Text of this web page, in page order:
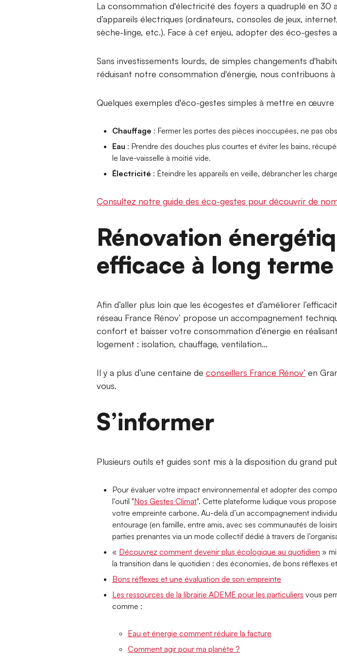
La consommation d'électricité des foyers a quadruplé en
d’appareils électriques (ordinateurs, consoles de jeux,
sèche-linge, etc.). Face à cet enjeu, adopter des éco-gestes
Sans investissements lourds, de simples changements
réduisant notre consommation d'énergie, nous contribuons
Quelques exemples d'éco-gestes simples à mettre en œuvre
Chauffage : Fermer les portes des pièces inoccupées, ne pas
Eau : Prendre des douches plus courtes et éviter les bains,
le lave-vaisselle à moitié vide.
Électricité : Éteindre les appareils en veille, débrancher les
Consultez notre guide des éco-gestes pour découvrir de
Rénovation
efficace à long terme
Afin d’aller plus loin que les écogestes et d’améliorer
réseau France Rénov’ propose un accompagnement
confort et baisser votre consommation d’énergie en
logement : isolation, chauffage, ventilation…
Il y a plus d’une centaine de conseillers France Rénov’ en
vous.
S’informer
Plusieurs outils et guides sont mis à la disposition du grand
Pour évaluer votre impact environnemental et adopter des
l'outil "Nos Gestes Climat". Cette plateforme ludique vous
votre empreinte carbone. Au-delà d’un accompagnement
entourage (en famille, entre amis, avec ses communautés de
parties prenantes via un mode collectif dédié à travers de
« Découvrez comment devenir plus écologique au quotidien »
la transition dans le quotidien : des économies, de bons réflexes
Bons réflexes et une évaluation de son empreinte
Les ressources de la librairie ADEME pour les particuliers vous
comme :
Eau et énergie comment réduire la facture
Comment agir pour ma planète ?